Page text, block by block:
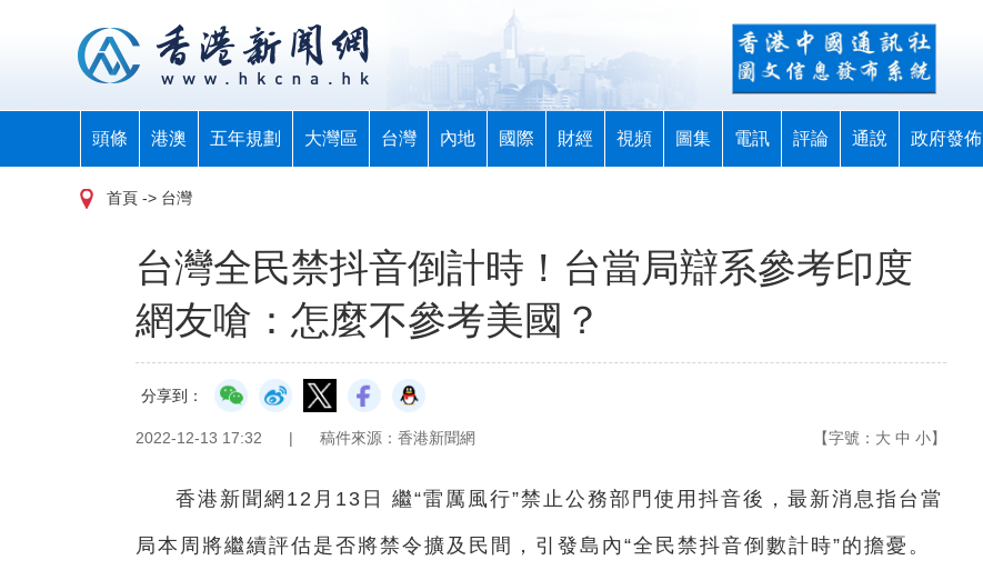
頭條 港澳 五年規劃 大灣區 台灣 內地 國際 財經 視頻 圖集 電訊 評論 通說 政府發佈
首頁 -> 台灣
台灣全民禁抖音倒計時！台當局辯系參考印度
網友嗆：怎麼不參考美國？
分享到：
2022-12-13 17:32 | 稿件來源：香港新聞網 【字號： 大 中 小】
香港新聞網12月13日 繼“雷厲風行”禁止公務部門使用抖音後，最新消息指台當
局本周將繼續評估是否將禁令擴及民間，引發島內“全民禁抖音倒數計時”的擔憂。